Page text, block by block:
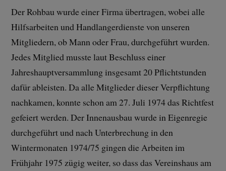
Der Rohbau wurde einer Firma übertragen, wobei alle
Hilfsarbeiten und Handlangerdienste von unseren
Mitgliedern, ob Mann oder Frau, durchgeführt wurden.
Jedes Mitglied musste laut Beschluss einer
Jahreshauptversammlung insgesamt 20 Pflichtstunden
dafür ableisten. Da alle Mitglieder dieser Verpflichtung
nachkamen, konnte schon am 27. Juli 1974 das Richtfest
gefeiert werden. Der Innenausbau wurde in Eigenregie
durchgeführt und nach Unterbrechung in den
Wintermonaten 1974/75 gingen die Arbeiten im
Frühjahr 1975 zügig weiter, so dass das Vereinshaus am